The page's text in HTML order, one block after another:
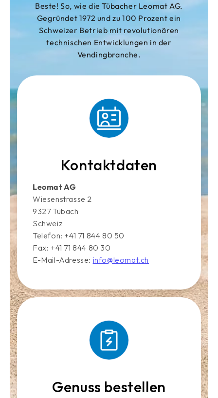
Beste! So, wie die Tübacher Leomat AG.
Gegründet 1972 und zu 100 Prozent ein
Schweizer Betrieb mit revolutionären
technischen Entwicklungen in der
Vendingbranche.
Kontaktdaten
Leomat AG
Wiesenstrasse 2
9327 Tübach
Schweiz
Telefon: +41 71 844 80 50
Fax: +41 71 844 80 30
E-Mail-Adresse: info@leomat.ch
Genuss bestellen